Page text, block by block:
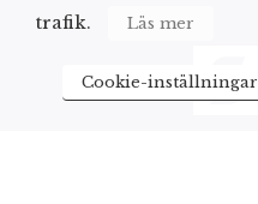
trafik.
Läs mer
Cookie-inställningar